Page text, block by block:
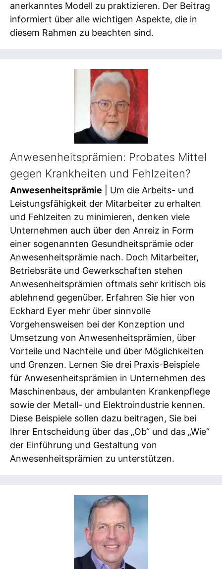
anerkanntes Modell zu praktizieren. Der Beitrag
informiert über alle wichtigen Aspekte, die in
diesem Rahmen zu beachten sind.
Anwesenheitsprämien: Probates Mittel
gegen Krankheiten und Fehlzeiten?
Anwesenheitsprämie | Um die Arbeits- und
Leistungsfähigkeit der Mitarbeiter zu erhalten
und Fehlzeiten zu minimieren, denken viele
Unternehmen auch über den Anreiz in Form
einer sogenannten Gesundheitsprämie oder
Anwesenheitsprämie nach. Doch Mitarbeiter,
Betriebsräte und Gewerkschaften stehen
Anwesenheitsprämien oftmals sehr kritisch bis
ablehnend gegenüber. Erfahren Sie hier von
Eckhard Eyer mehr über sinnvolle
Vorgehensweisen bei der Konzeption und
Umsetzung von Anwesenheitsprämien, über
Vorteile und Nachteile und über Möglichkeiten
und Grenzen. Lernen Sie drei Praxis-Beispiele
für Anwesenheitsprämien in Unternehmen des
Maschinenbaus, der ambulanten Krankenpflege
sowie der Metall- und Elektroindustrie kennen.
Diese Beispiele sollen dazu beitragen, Sie bei
Ihrer Entscheidung über das „Ob“ und das „Wie“
der Einführung und Gestaltung von
Anwesenheitsprämien zu unterstützen.